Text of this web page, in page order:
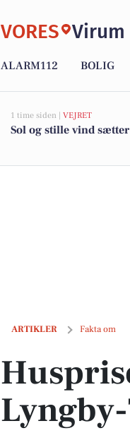
VORES Virum
ALARM112 BOLIG
1 time siden | VEJRET
Sol og stille vind
ARTIKLER Fakta om
Huspriserne går op i